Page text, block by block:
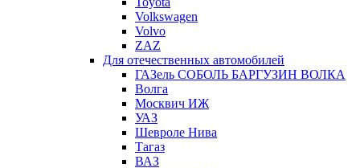
Volkswagen
Volvo
ZAZ
Для отечественных автомобилей
ГАЗель СОБОЛЬ БАРГУЗИН ВОЛКА
Волга
Москвич ИЖ
УАЗ
Шевроле Нива
Тагаз
ВАЗ